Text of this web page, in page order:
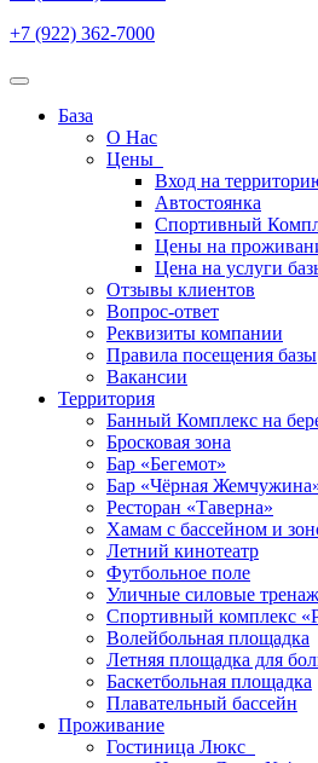
+7 (922) 362-7000
База
О Нас
Цены
Вход на
Автостоянка
Спортивный
Цены на
Цена на услуги
Отзывы клиентов
Вопрос-ответ
Реквизиты компании
Правила посещения базы
Вакансии
Территория
Банный Комплекс на
Бросковая зона
Бар «Бегемот»
Бар «Чёрная
Ресторан «Таверна»
Хамам с бассейном и
Летний кинотеатр
Футбольное поле
Уличные силовые
Спортивный комплекс
Волейбольная площадка
Летняя площадка для
Баскетбольная площадка
Плавательный бассейн
Проживание
Гостиница Люкс